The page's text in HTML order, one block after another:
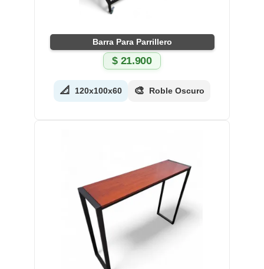
Barra Para Parrillero
$21.900
📐 120x100x60 🎨 Roble Oscuro